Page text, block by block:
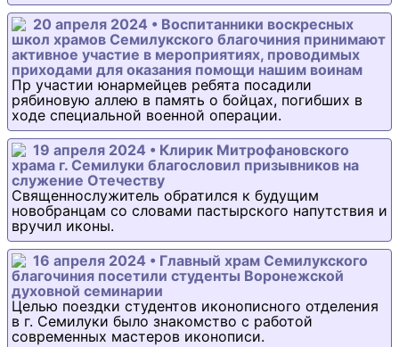
20 апреля 2024 • Воспитанники воскресных
школ храмов Семилукского благочиния принимают
активное участие в мероприятиях, проводимых
приходами для оказания помощи нашим воинам
Пр участии юнармейцев ребята посадили
рябиновую аллею в память о бойцах, погибших в
ходе специальной военной операции.
19 апреля 2024 • Клирик Митрофановского
храма г. Семилуки благословил призывников на
служение Отечеству
Священнослужитель обратился к будущим
новобранцам со словами пастырского напутствия и
вручил иконы.
16 апреля 2024 • Главный храм Семилукского
благочиния посетили студенты Воронежской
духовной семинарии
Целью поездки студентов иконописного отделения
в г. Семилуки было знакомство с работой
современных мастеров иконописи.